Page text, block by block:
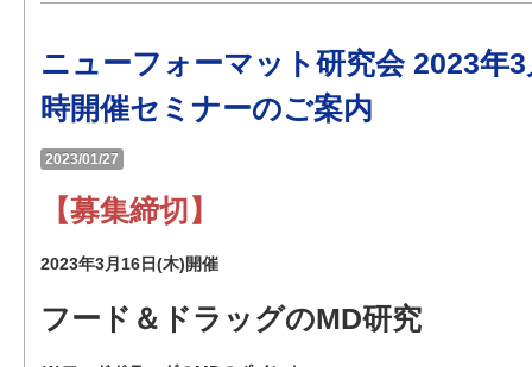
ニューフォーマット研究会 2023年
時開催セミナーのご案内
2023/01/27
【募集締切】
2023年3月16日(木)開催
フード＆ドラッグのMD研究